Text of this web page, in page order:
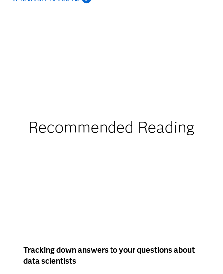
Recommended Reading
Tracking down answers to your questions about
data scientists